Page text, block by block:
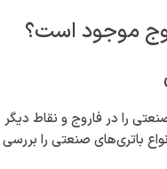
موجود است؟
را در فاروج و نقاط دیگر
باتری‌های صنعتی را بررسی